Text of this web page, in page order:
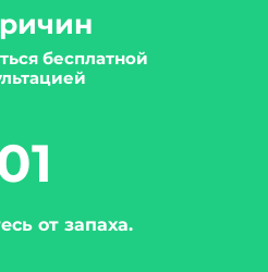
бесплатной
от запаха.